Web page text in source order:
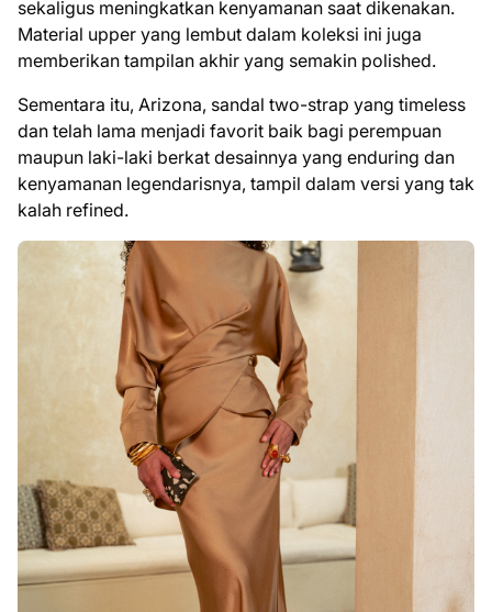
sekaligus meningkatkan kenyamanan saat dikenakan.
Material upper yang lembut dalam koleksi ini juga
memberikan tampilan akhir yang semakin polished.
Sementara itu, Arizona, sandal two-strap yang timeless
dan telah lama menjadi favorit baik bagi perempuan
maupun laki-laki berkat desainnya yang enduring dan
kenyamanan legendarisnya, tampil dalam versi yang tak
kalah refined.